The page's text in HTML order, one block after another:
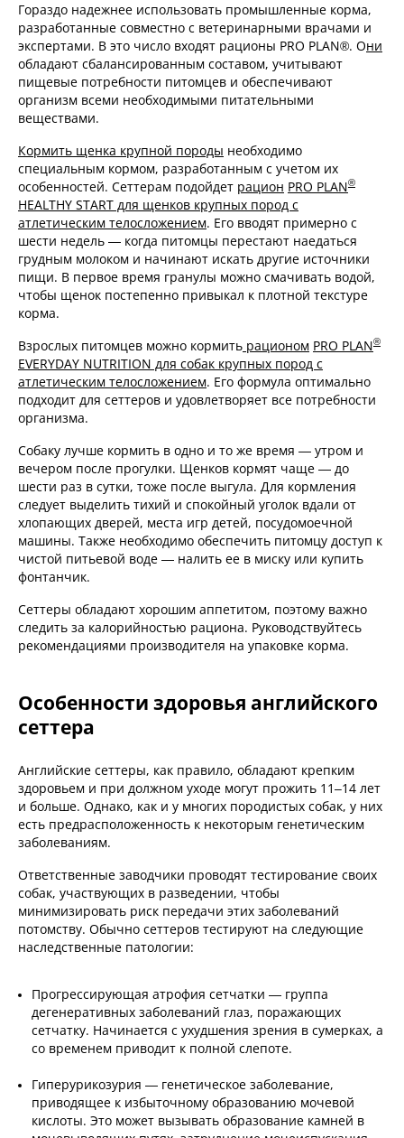
Гораздо надежнее использовать промышленные корма,
разработанные совместно с ветеринарными врачами и
экспертами. В это число входят рационы PRO PLAN®. Они
обладают сбалансированным составом, учитывают
пищевые потребности питомцев и обеспечивают
организм всеми необходимыми питательными
веществами.
Кормить щенка крупной породы необходимо
специальным кормом, разработанным с учетом их
особенностей. Сеттерам подойдет рацион PRO PLAN®
HEALTHY START для щенков крупных пород с
атлетическим телосложением. Его вводят примерно с
шести недель — когда питомцы перестают наедаться
грудным молоком и начинают искать другие источники
пищи. В первое время гранулы можно смачивать водой,
чтобы щенок постепенно привыкал к плотной текстуре
корма.
Взрослых питомцев можно кормить рационом PRO PLAN®
EVERYDAY NUTRITION для собак крупных пород с
атлетическим телосложением. Его формула оптимально
подходит для сеттеров и удовлетворяет все потребности
организма.
Собаку лучше кормить в одно и то же время — утром и
вечером после прогулки. Щенков кормят чаще — до
шести раз в сутки, тоже после выгула. Для кормления
следует выделить тихий и спокойный уголок вдали от
хлопающих дверей, места игр детей, посудомоечной
машины. Также необходимо обеспечить питомцу доступ к
чистой питьевой воде — налить ее в миску или купить
фонтанчик.
Сеттеры обладают хорошим аппетитом, поэтому важно
следить за калорийностью рациона. Руководствуйтесь
рекомендациями производителя на упаковке корма.
Особенности здоровья английского
сеттера
Английские сеттеры, как правило, обладают крепким
здоровьем и при должном уходе могут прожить 11–14 лет
и больше. Однако, как и у многих породистых собак, у них
есть предрасположенность к некоторым генетическим
заболеваниям.
Ответственные заводчики проводят тестирование своих
собак, участвующих в разведении, чтобы
минимизировать риск передачи этих заболеваний
потомству. Обычно сеттеров тестируют на следующие
наследственные патологии:
Прогрессирующая атрофия сетчатки — группа
дегенеративных заболеваний глаз, поражающих
сетчатку. Начинается с ухудшения зрения в сумерках, а
со временем приводит к полной слепоте.
Гиперурикозурия — генетическое заболевание,
приводящее к избыточному образованию мочевой
кислоты. Это может вызывать образование камней в